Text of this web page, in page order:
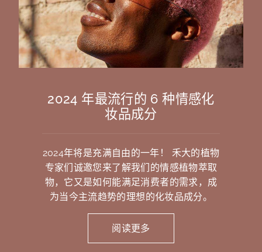
2024 年最流行的 6 种情感化
妆品成分
2024年将是充满自由的一年！ 禾大的植物
专家们诚邀您来了解我们的情感植物萃取
物，它又是如何能满足消费者的需求，成
为当今主流趋势的理想的化妆品成分。
阅读更多